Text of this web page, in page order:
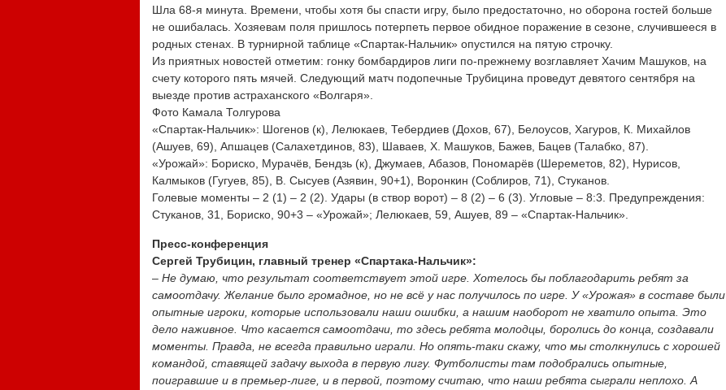
Шла 68-я минута. Времени, чтобы хотя бы спасти игру, было предостаточно, но оборона гостей больше
не ошибалась. Хозяевам поля пришлось потерпеть первое обидное поражение в сезоне, случившееся в
родных стенах. В турнирной таблице «Спартак-Нальчик» опустился на пятую строчку.
Из приятных новостей отметим: гонку бомбардиров лиги по-прежнему возглавляет Хачим Машуков, на
счету которого пять мячей. Следующий матч подопечные Трубицина проведут девятого сентября на
выезде против астраханского «Волгаря».
Фото Камала Толгурова
«Спартак-Нальчик»: Шогенов (к), Лелюкаев, Тебердиев (Дохов, 67), Белоусов, Хагуров, К. Михайлов
(Ашуев, 69), Апшацев (Салахетдинов, 83), Шаваев, Х. Машуков, Бажев, Бацев (Талабко, 87).
«Урожай»: Бориско, Мурачёв, Бендзь (к), Джумаев, Абазов, Пономарёв (Шереметов, 82), Нурисов,
Калмыков (Гугуев, 85), В. Сысуев (Азявин, 90+1), Воронкин (Соблиров, 71), Стуканов.
Голевые моменты – 2 (1) – 2 (2). Удары (в створ ворот) – 8 (2) – 6 (3). Угловые – 8:3. Предупреждения:
Стуканов, 31, Бориско, 90+3 – «Урожай»; Лелюкаев, 59, Ашуев, 89 – «Спартак-Нальчик».
Пресс-конференция
Сергей Трубицин, главный тренер «Спартака-Нальчик»:
– Не думаю, что результат соответствует этой игре. Хотелось бы поблагодарить ребят за
самоотдачу. Желание было громадное, но не всё у нас получилось по игре. У «Урожая» в составе были
опытные игроки, которые использовали наши ошибки, а нашим наоборот не хватило опыта. Это
дело наживное. Что касается самоотдачи, то здесь ребята молодцы, боролись до конца, создавали
моменты. Правда, не всегда правильно играли. Но опять-таки скажу, что мы столкнулись с хорошей
командой, ставящей задачу выхода в первую лигу. Футболисты там подобрались опытные,
поигравшие и в премьер-лиге, и в первой, поэтому считаю, что наши ребята сыграли неплохо. А